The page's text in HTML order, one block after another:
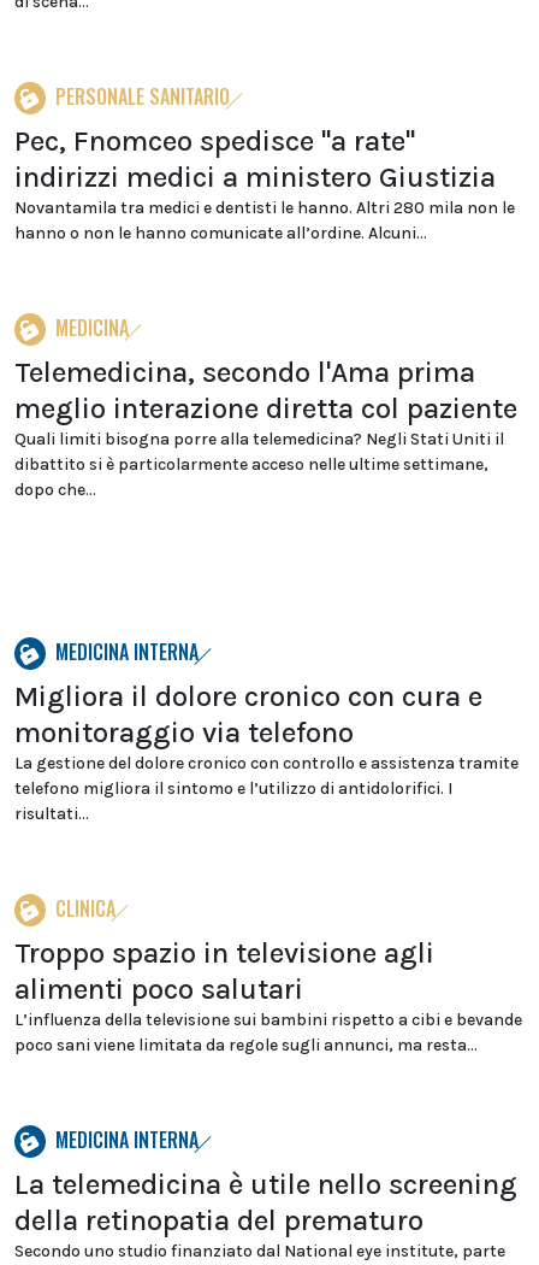
PERSONALE SANITARIO
Pec, Fnomceo spedisce "a rate"
indirizzi medici a ministero Giustizia
Novantamila tra medici e dentisti le hanno. Altri 280 mila non le
hanno o non le hanno comunicate all’ordine. Alcuni...
MEDICINA
Telemedicina, secondo l'Ama prima
meglio interazione diretta col paziente
Quali limiti bisogna porre alla telemedicina? Negli Stati Uniti il
dibattito si è particolarmente acceso nelle ultime settimane,
dopo che...
MEDICINA INTERNA
Migliora il dolore cronico con cura e
monitoraggio via telefono
La gestione del dolore cronico con controllo e assistenza tramite
telefono migliora il sintomo e l’utilizzo di antidolorifici. I
risultati...
CLINICA
Troppo spazio in televisione agli
alimenti poco salutari
L’influenza della televisione sui bambini rispetto a cibi e bevande
poco sani viene limitata da regole sugli annunci, ma resta...
MEDICINA INTERNA
La telemedicina è utile nello screening
della retinopatia del prematuro
Secondo uno studio finanziato dal National eye institute, parte